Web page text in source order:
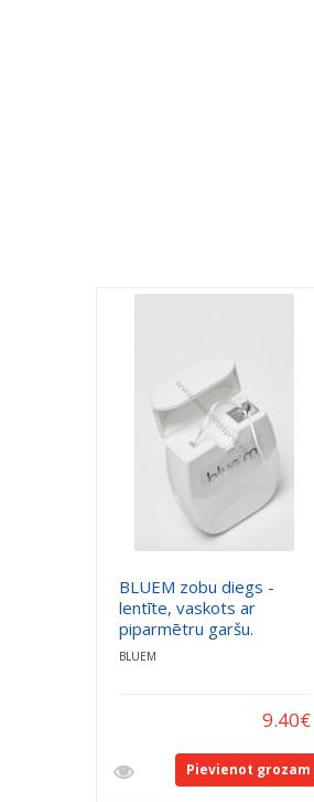
BLUEM zobu diegs -
lentīte, vaskots ar
piparmētru garšu.
BLUEM
9.40€
Pievienot grozam